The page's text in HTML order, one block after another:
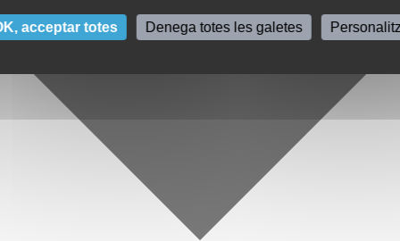
acceptar totes Denega totes les galetes